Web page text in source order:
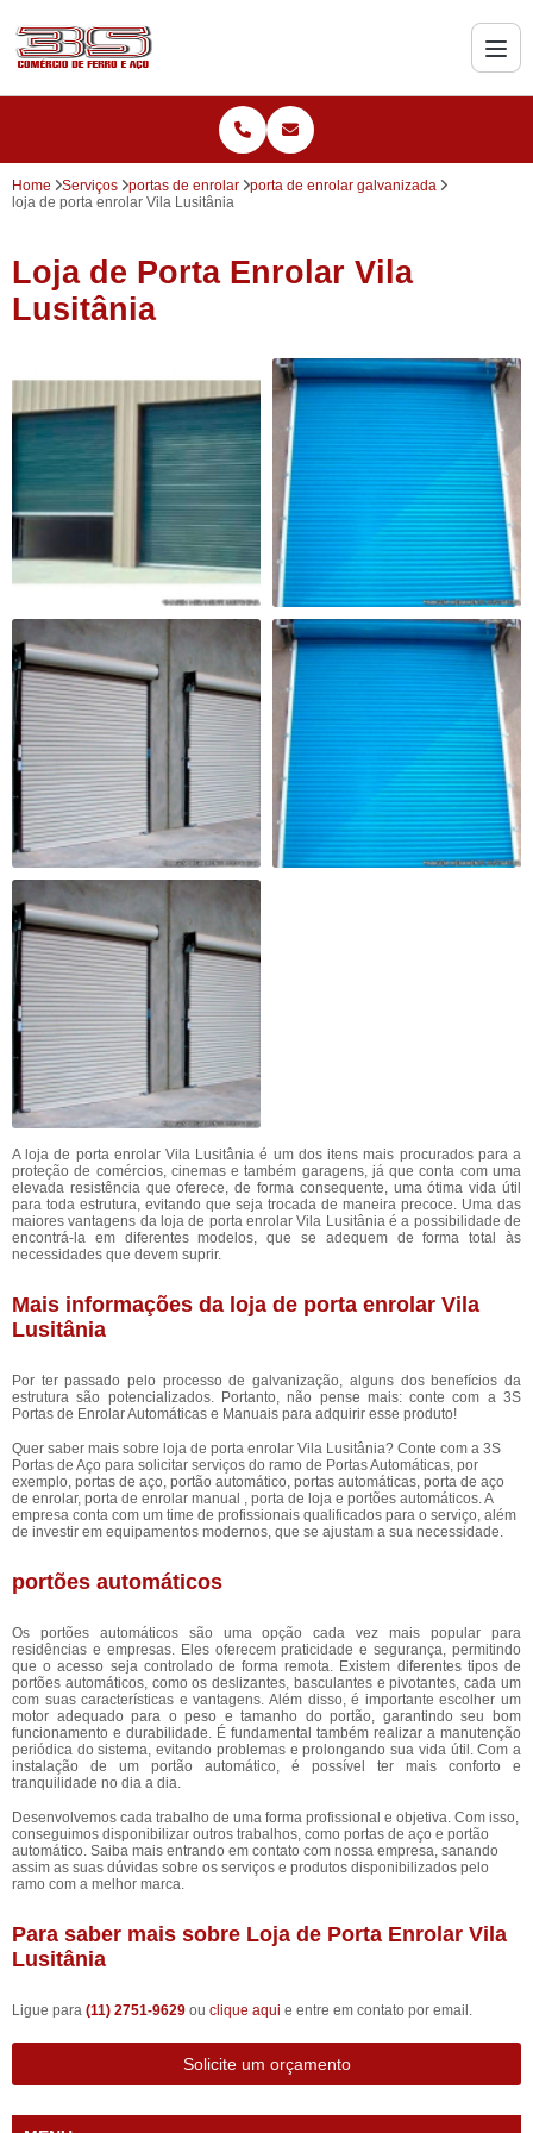
Home Serviços portas de enrolar
porta de enrolar galvanizada
loja de porta enrolar Vila Lusitânia
Loja de Porta Enrolar Vila
Lusitânia
A loja de porta enrolar Vila Lusitânia é um dos itens mais procurados para a
proteção de comércios, cinemas e também garagens, já que conta com uma
elevada resistência que oferece, de forma consequente, uma ótima vida útil
para toda estrutura, evitando que seja trocada de maneira precoce. Uma das
maiores vantagens da loja de porta enrolar Vila Lusitânia é a possibilidade de
encontrá-la em diferentes modelos, que se adequem de forma total às
necessidades que devem suprir.
Mais informações da loja de porta enrolar Vila
Lusitânia
Por ter passado pelo processo de galvanização, alguns dos benefícios da
estrutura são potencializados. Portanto, não pense mais: conte com a 3S
Portas de Enrolar Automáticas e Manuais para adquirir esse produto!
Quer saber mais sobre loja de porta enrolar Vila Lusitânia? Conte com a 3S
Portas de Aço para solicitar serviços do ramo de Portas Automáticas, por
exemplo, portas de aço, portão automático, portas automáticas, porta de aço
de enrolar, porta de enrolar manual , porta de loja e portões automáticos. A
empresa conta com um time de profissionais qualificados para o serviço, além
de investir em equipamentos modernos, que se ajustam a sua necessidade.
portões automáticos
Os portões automáticos são uma opção cada vez mais popular para
residências e empresas. Eles oferecem praticidade e segurança, permitindo
que o acesso seja controlado de forma remota. Existem diferentes tipos de
portões automáticos, como os deslizantes, basculantes e pivotantes, cada um
com suas características e vantagens. Além disso, é importante escolher um
motor adequado para o peso e tamanho do portão, garantindo seu bom
funcionamento e durabilidade. É fundamental também realizar a manutenção
periódica do sistema, evitando problemas e prolongando sua vida útil. Com a
instalação de um portão automático, é possível ter mais conforto e
tranquilidade no dia a dia.
Desenvolvemos cada trabalho de uma forma profissional e objetiva. Com isso,
conseguimos disponibilizar outros trabalhos, como portas de aço e portão
automático. Saiba mais entrando em contato com nossa empresa, sanando
assim as suas dúvidas sobre os serviços e produtos disponibilizados pelo
ramo com a melhor marca.
Para saber mais sobre Loja de Porta Enrolar Vila
Lusitânia
Ligue para (11) 2751-9629 ou clique aqui e entre em contato por email.
Solicite um orçamento